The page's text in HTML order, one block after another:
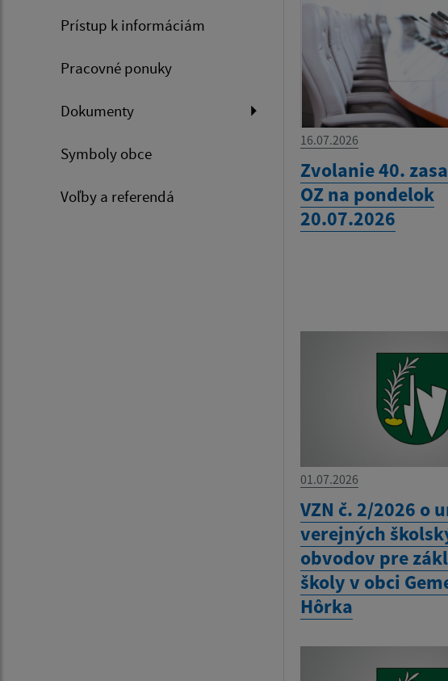
Prístup k informáciám
Pracovné ponuky
Dokumenty
Symboly obce
Voľby a referendá
16.07.2026
Zvolanie 40.
OZ na pondelok
20.07.2026
01.07.2026
VZN č. 2/2026 o
verejných
obvodov pre
školy v obci
Hôrka